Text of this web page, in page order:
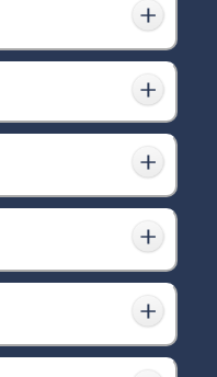
艺术漆加盟